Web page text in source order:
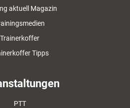
aktuell Magazin
Trainerkoffer
Tipps
PTT